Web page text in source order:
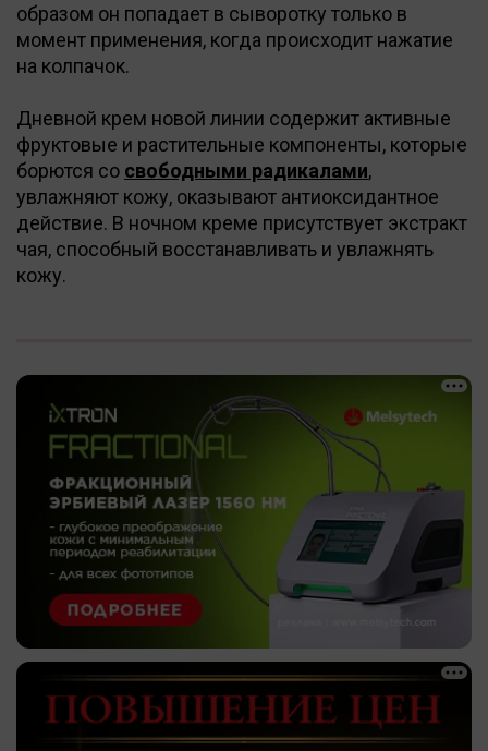
образом он попадает в сыворотку только в
момент применения, когда происходит нажатие
на колпачок.
Дневной крем новой линии содержит активные
фруктовые и растительные компоненты, которые
борются со свободными радикалами,
увлажняют кожу, оказывают антиоксидантное
действие. В ночном креме присутствует экстракт
чая, способный восстанавливать и увлажнять
кожу.